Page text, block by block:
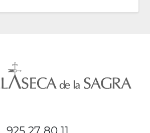
925 27 80 11